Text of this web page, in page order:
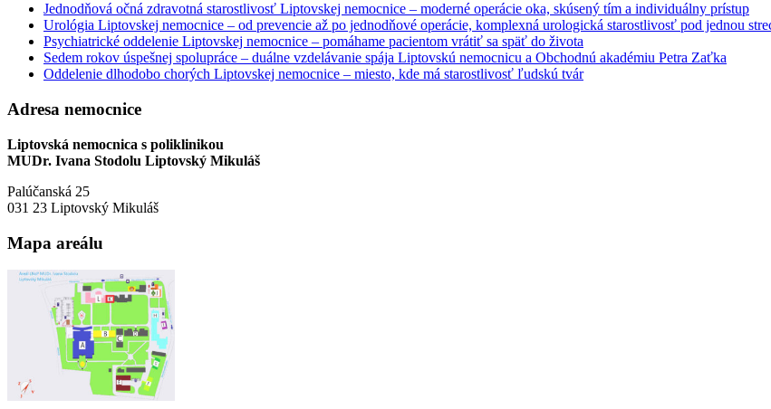
Jednodňová očná zdravotná starostlivosť Liptovskej nemocnice – moderné operácie oka, skúsený tím a individuálny prístup
Urológia Liptovskej nemocnice – od prevencie až po jednodňové operácie, komplexná urologická starostlivosť pod jednou
Psychiatrické oddelenie Liptovskej nemocnice – pomáhame pacientom vrátiť sa späť do života
Sedem rokov úspešnej spolupráce – duálne vzdelávanie spája Liptovskú nemocnicu a Obchodnú akadémiu Petra Zaťka
Oddelenie dlhodobo chorých Liptovskej nemocnice – miesto, kde má starostlivosť ľudskú tvár
Adresa nemocnice
Liptovská nemocnica s poliklinikou
MUDr. Ivana Stodolu Liptovský Mikuláš
Palúčanská 25
031 23 Liptovský Mikuláš
Mapa areálu